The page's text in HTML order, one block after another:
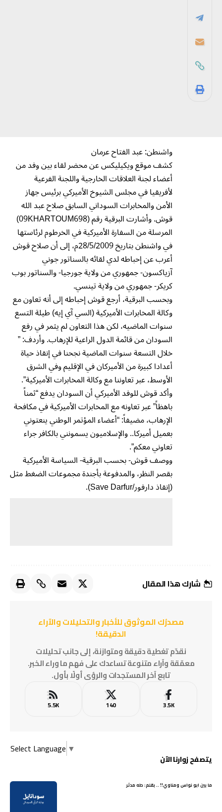
واشنطن: عبد الفتاح عرمان
كشف موقع ويكيليكس عن محضر لقاء بين وفد من
أعضاء لجنة العلاقات الخارجية واللجنة الفرعية
لأفريقيا في مجلس الشيوخ الأميركي برئيس جهاز
الأمن والمخابرات السوداني السابق صلاح عبد الله
قوش. وأشارت البرقية رقم (09KHARTOUM698)
المرسلة من السفارة الأميركية في الخرطوم لرئاستها
في واشنطن بتاريخ 28/5/2009م، إلى أن صلاح قوش
أعرب عن إحباطه لدي لقائه بالسناتور جوني
آزياكسون- جمهوري من ولاية جورجيا- والسناتور بوب
كريكر- جمهوري من ولاية تينسي.
وبحسب البرقية، أرجع قوش إحباطه إلى أنه تعاون مع
وكالة المخابرات الأميركية (السي آي إيه) طيلة التسع
سنوات الماضيه، لكن هذا التعاون لم يثمر في رفع
السودان من قائمة الدول الراعية للإرهاب. وأردف: ”
خلال التسعة سنوات الماضية نجحنا في إنقاذ حياة
أعدادا كبيرة من الأميركان في الإقليم وفي الشرق
الأوسط، عبر تعاوننا مع وكالة المخابرات الأميركية”.
وأكد قوش للوفد الأميركي أن السودان يدفع “ثمناً
باهظاً” عبر تعاونه مع المخابرات الأميركية في مكافحة
الإرهاب، مضيفاً: “أعضاء المؤتمر الوطني ينعتوني
بعميل أميركا.. والإسلاميون يسمونني بالكافر جراء
تعاوني معكم”.
ووصف قوش- بحسب البرقية- السياسة الأميركية
بقصر النظر، والمدفوعة بأجندة مجموعات الضغط مثل
(إنقاذ دارفور/Save Darfur).
شارك هذا المقال
مصدرُك الموثوق للأخبار والتحليلات والآراء
الدقيقة!
نقدّم تغطية دقيقة ومتوازنة، إلى جانب تحليلات
معمّقة وآراء متنوعة تساعدك على فهم ما وراء الخبر.
تابع آخر المستجدات والرؤى أولًا بأول.
3.5K
140
5.5K
Select Language ▼
يتصفح زوارنا الآن
ما بين ابو نواس ومناوي!! .. بقلم: طه مدثر